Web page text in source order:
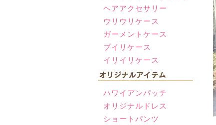
ヘアアクセサリー
ウリウリケース
ガーメントケース
プイリケース
イリイリケース
ハワイアンパッチ
オリジナルドレス
ショートパンツ